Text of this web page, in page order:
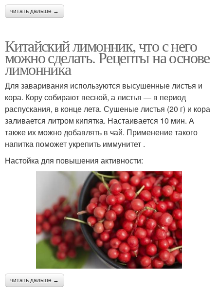
читать дальше →
Китайский лимонник, что с него
можно сделать. Рецепты на основе
лимонника
Для заваривания используются высушенные листья и
кора. Кору собирают весной, а листья — в период
распускания, в конце лета. Сушеные листья (20 г) и кора
заливается литром кипятка. Настаивается 10 мин. А
также их можно добавлять в чай. Применение такого
напитка поможет укрепить иммунитет .
Настойка для повышения активности:
читать дальше →